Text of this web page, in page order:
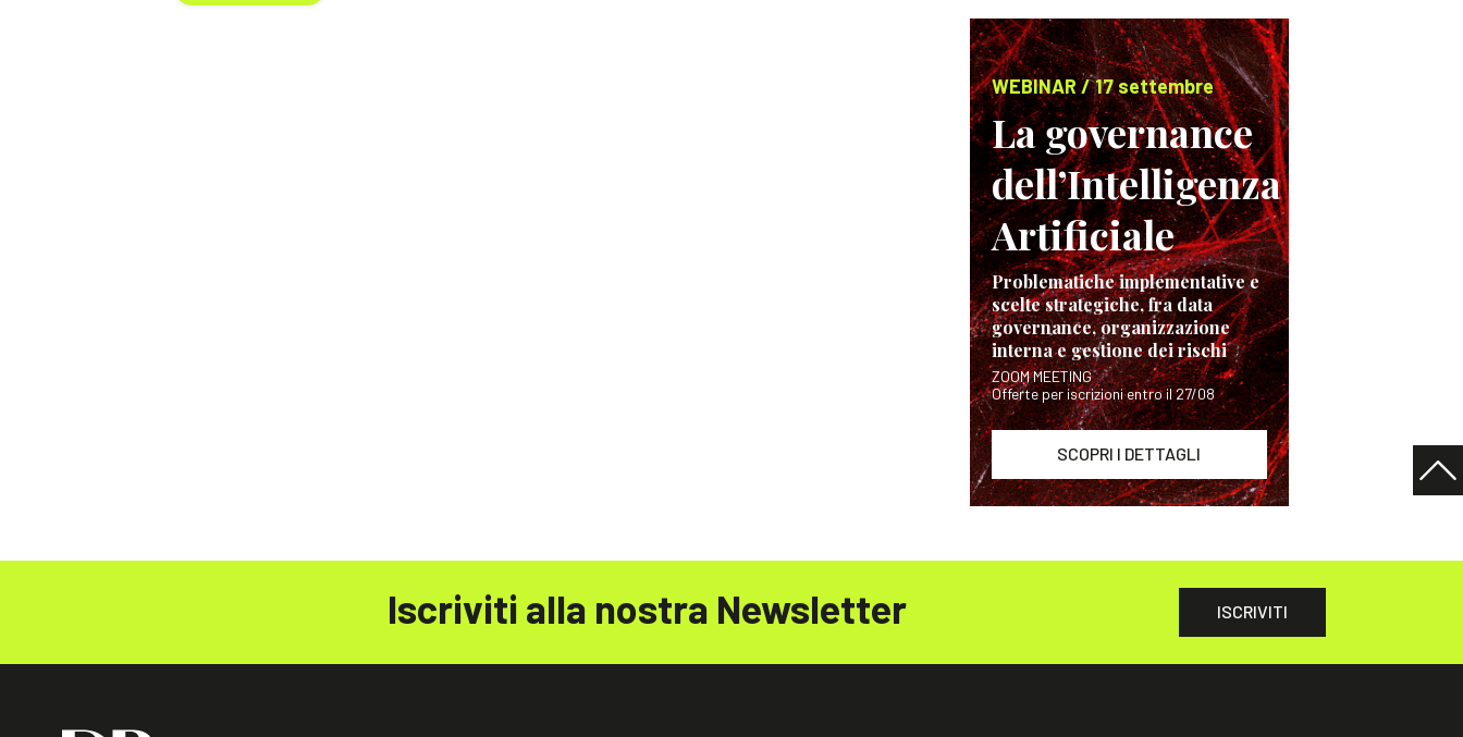
WEBINAR / 17 settembre
La governance
dell’Intelligenza
Artificiale
Problematiche implementative e
scelte strategiche, fra data
governance, organizzazione
interna e gestione dei rischi
ZOOM MEETING
Offerte per iscrizioni entro il 27/08
SCOPRI I DETTAGLI
Iscriviti alla nostra Newsletter ISCRIVITI